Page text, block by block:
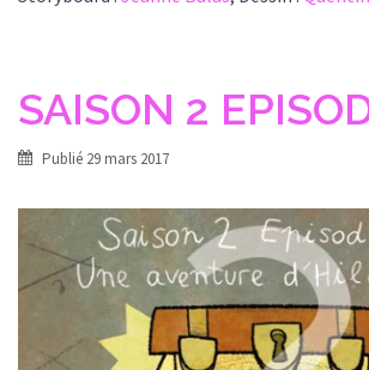
SAISON 2
Publié 29 mars 2017